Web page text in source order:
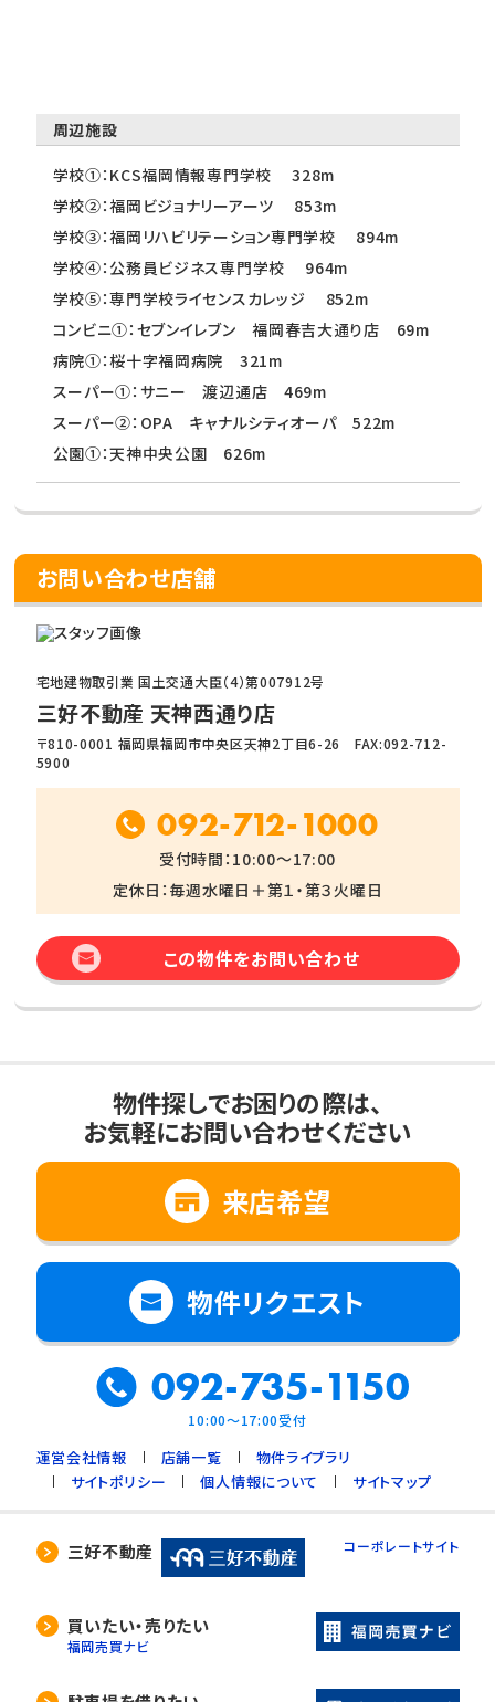
周辺施設
学校①：KCS福岡情報専門学校 328m
学校②：福岡ビジョナリーアーツ 853m
学校③：福岡リハビリテーション専門学校 894m
学校④：公務員ビジネス専門学校 964m
学校⑤：専門学校ライセンスカレッジ 852m
コンビニ①：セブンイレブン 福岡春吉大通り店 69m
病院①：桜十字福岡病院 321m
スーパー①：サニー 渡辺通店 469m
スーパー②：OPA キャナルシティオーパ 522m
公園①：天神中央公園 626m
お問い合わせ店舗
宅地建物取引業 国土交通大臣（4）第007912号
三好不動産 天神西通り店
〒810-0001 福岡県福岡市中央区天神2丁目6-26 FAX:092-712-
5900
092-712-1000
受付時間：10:00～17:00
定休日：毎週水曜日＋第１・第３火曜日
この物件をお問い合わせ
物件探しでお困りの際は、
お気軽にお問い合わせください
来店希望
物件リクエスト
092-735-1150
10:00～17:00受付
運営会社情報 店舗一覧
物件ライブラリ
サイトポリシー
個人情報について サイトマップ
三好不動産 コーポレートサイト
買いたい・売りたい
福岡売買ナビ